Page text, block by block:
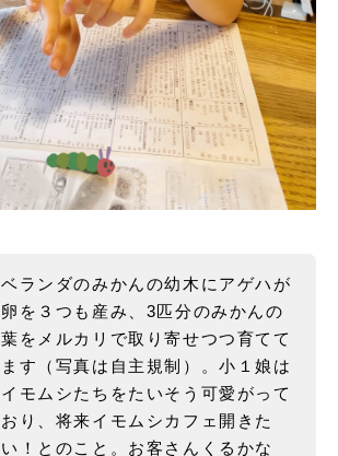
ベランダのみかんの幼木にアゲハが
卵を３つも産み、3匹分のみかんの
葉をメルカリで取り寄せつつ育てて
ます（写真は自主規制）。小１娘は
イモムシたちをたいそう可愛がって
おり、将来イモムシカフェ開きた
い！とのこと。お客さんくるかな